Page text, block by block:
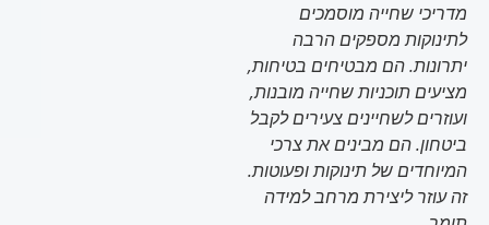
מדריכי שחייה מוסמכים
לתינוקות מספקים הרבה
יתרונות. הם מבטיחים בטיחות,
מציעים תוכניות שחייה מובנות,
ועוזרים לשחיינים צעירים לקבל
ביטחון. הם מבינים את צרכי
המיוחדים של תינוקות ופעוטות.
זה עוזר ליצירת מרחב למידה